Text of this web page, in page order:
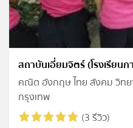
สถาบันเอี่ยมจิตร์ (โรงเรียน
คณิต อังกฤษ ไทย สังคม วิทย
กรุงเทพ
(3 รีวิว)